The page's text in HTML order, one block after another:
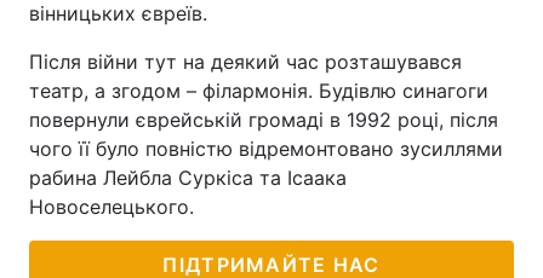
вінницьких євреїв.
Після війни тут на деякий час розташувався
театр, а згодом – філармонія. Будівлю синагоги
повернули єврейській громаді в 1992 році, після
чого її було повністю відремонтовано зусиллями
рабина Лейбла Суркіса та Ісаака
Новоселецького.
ПІДТРИМАЙТЕ НАС